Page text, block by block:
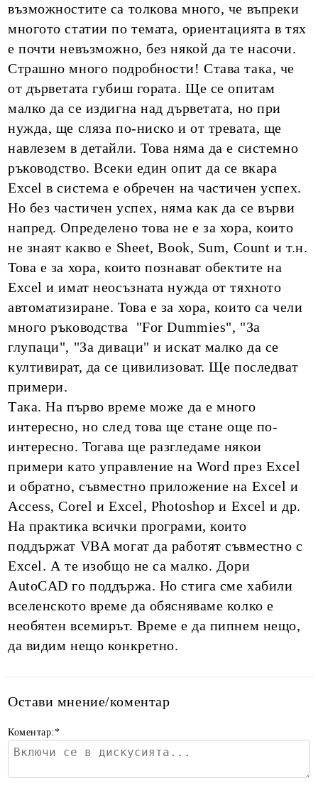
възможностите са толкова много, че въпреки
многото статии по темата, ориентацията в тях
е почти невъзможно, без някой да те насочи.
Страшно много подробности! Става така, че
от дърветата губиш гората. Ще се опитам
малко да се издигна над дърветата, но при
нужда, ще сляза по-ниско и от тревата, ще
навлезем в детайли. Това няма да е системно
ръководство. Всеки един опит да се вкара
Excel в система е обречен на частичен успех.
Но без частичен успех, няма как да се върви
напред. Определено това не е за хора, които
не знаят какво е Sheet, Book, Sum, Count и т.н.
Това е за хора, които познават обектите на
Excel и имат неосъзната нужда от тяхното
автоматизиране. Това е за хора, които са чели
много ръководства "For Dummies", "За
глупаци", "За диваци" и искат малко да се
култивират, да се цивилизоват. Ще последват
примери.
Така. На първо време може да е много
интересно, но след това ще стане още по-
интересно. Тогава ще разгледаме някои
примери като управление на Word през Excel
и обратно, съвместно приложение на Excel и
Access, Corel и Excel, Photoshop и Excel и др.
На практика всички програми, които
поддържат VBA могат да работят съвместно с
Excel. А те изобщо не са малко. Дори
AutoCAD го поддържа. Но стига сме хабили
вселенското време да обясняваме колко е
необятен всемирът. Време е да пипнем нещо,
да видим нещо конкретно.
Остави мнение/коментар
Коментар:*